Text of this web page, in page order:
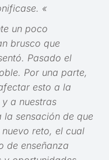
«
un poco
brusco que
Pasado el
Por una parte,
esto a la
a nuestras
sensación de que
reto, el cual
de enseñanza